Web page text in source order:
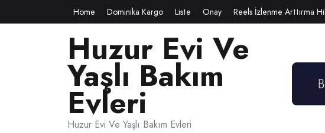
to
Home Dominika Kargo Liste Onay Reels İzlenme Arttırma
Huzur Evi Ve
Yaşlı Bakım
Evleri
Huzur Evi Ve Yaşlı Bakım Evleri